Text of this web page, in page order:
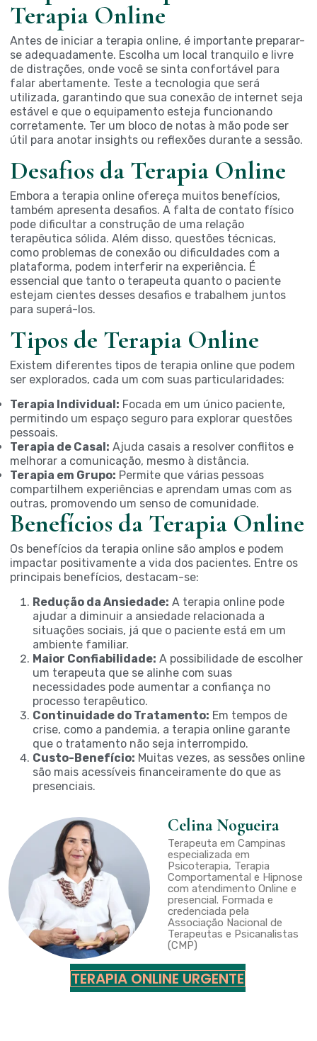
Terapia Online
Antes de iniciar a terapia online, é importante preparar-
se adequadamente. Escolha um local tranquilo e livre
de distrações, onde você se sinta confortável para
falar abertamente. Teste a tecnologia que será
utilizada, garantindo que sua conexão de internet seja
estável e que o equipamento esteja funcionando
corretamente. Ter um bloco de notas à mão pode ser
útil para anotar insights ou reflexões durante a sessão.
Desafios da Terapia Online
Embora a terapia online ofereça muitos benefícios,
também apresenta desafios. A falta de contato físico
pode dificultar a construção de uma relação
terapêutica sólida. Além disso, questões técnicas,
como problemas de conexão ou dificuldades com a
plataforma, podem interferir na experiência. É
essencial que tanto o terapeuta quanto o paciente
estejam cientes desses desafios e trabalhem juntos
para superá-los.
Tipos de Terapia Online
Existem diferentes tipos de terapia online que podem
ser explorados, cada um com suas particularidades:
Terapia Individual: Focada em um único paciente,
permitindo um espaço seguro para explorar questões
pessoais.
Terapia de Casal: Ajuda casais a resolver conflitos e
melhorar a comunicação, mesmo à distância.
Terapia em Grupo: Permite que várias pessoas
compartilhem experiências e aprendam umas com as
outras, promovendo um senso de comunidade.
Benefícios da Terapia Online
Os benefícios da terapia online são amplos e podem
impactar positivamente a vida dos pacientes. Entre os
principais benefícios, destacam-se:
Redução da Ansiedade: A terapia online pode
ajudar a diminuir a ansiedade relacionada a
situações sociais, já que o paciente está em um
ambiente familiar.
Maior Confiabilidade: A possibilidade de escolher
um terapeuta que se alinhe com suas
necessidades pode aumentar a confiança no
processo terapêutico.
Continuidade do Tratamento: Em tempos de
crise, como a pandemia, a terapia online garante
que o tratamento não seja interrompido.
Custo-Benefício: Muitas vezes, as sessões online
são mais acessíveis financeiramente do que as
presenciais.
Celina Nogueira
Terapeuta em Campinas
especializada em
Psicoterapia, Terapia
Comportamental e Hipnose
com atendimento Online e
presencial. Formada e
credenciada pela
Associação Nacional de
Terapeutas e Psicanalistas
(CMP)
TERAPIA ONLINE URGENTE